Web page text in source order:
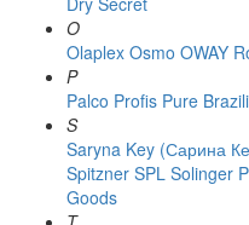
O
Olaplex Osmo OWAY
P
Palco Profis Pure
S
Saryna Key (Сарина
Spitzner SPL Solinger
Goods